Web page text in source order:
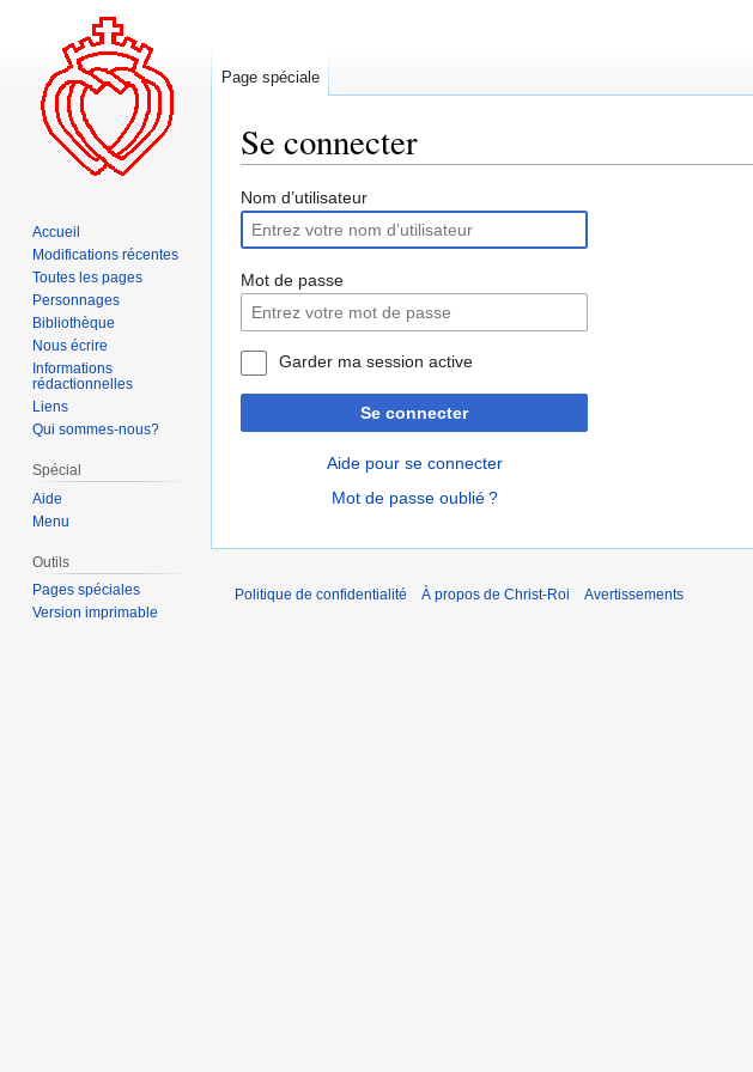
Se connecter
Aller
la
navigation
Aller
la
recherche
Nom d’utilisateur
Mot de passe
Garder ma session active
Se connecter
Aide pour se connecter
Mot de passe oublié ?
Page spéciale
Accueil
Modifications récentes
Toutes les pages
Personnages
Bibliothèque
Nous écrire
Informations
rédactionnelles
Liens
Qui sommes-nous?
Spécial
Aide
Menu
Outils
Pages spéciales
Version imprimable
Politique de confidentialité À propos de Christ-Roi Avertissements